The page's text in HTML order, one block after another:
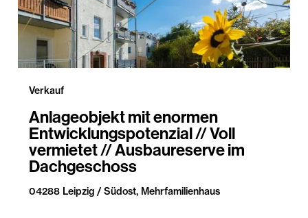
Verkauf
Anlageobjekt mit enormen
Entwicklungspotenzial // Voll
vermietet // Ausbaureserve im
Dachgeschoss
04288 Leipzig / Südost, Mehrfamilienhaus